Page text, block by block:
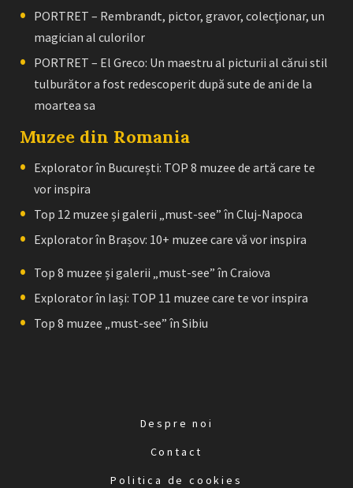
PORTRET – Rembrandt, pictor, gravor, colecţionar, un
magician al culorilor
PORTRET – El Greco: Un maestru al picturii al cărui stil
tulburător a fost redescoperit după sute de ani de la
moartea sa
Muzee din Romania
Explorator în București: TOP 8 muzee de artă care te
vor inspira
Top 12 muzee și galerii „must-see” în Cluj-Napoca
Explorator în Brașov: 10+ muzee care vă vor inspira
Top 8 muzee și galerii „must-see” în Craiova
Explorator în Iași: TOP 11 muzee care te vor inspira
Top 8 muzee „must-see” în Sibiu
Despre noi
Contact
Politica de cookies